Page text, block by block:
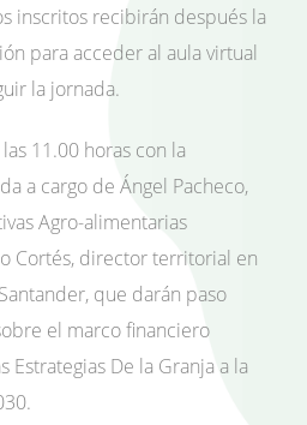
inscritos recibirán después la
para acceder al aula virtual
la jornada.
11.00 horas con la
a cargo de Ángel Pacheco,
Agro-alimentarias
Cortés, director territorial en
que darán paso
el marco financiero
Estrategias De la Granja a la